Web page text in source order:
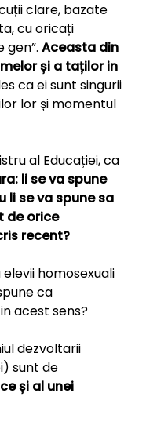
clare, bazate
cu oricați
Aceasta din
și a taților in
ca ei sunt singurii
lor și momentul
al Educației, ca
li se va spune
li se va spune sa
de orice
recent?
homosexuali
ca
acest sens?
dezvoltarii
sunt de
și al unei